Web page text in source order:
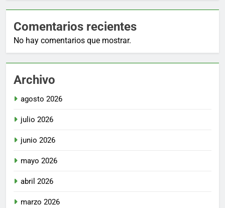
Comentarios recientes
No hay comentarios que mostrar.
Archivo
agosto 2026
julio 2026
junio 2026
mayo 2026
abril 2026
marzo 2026